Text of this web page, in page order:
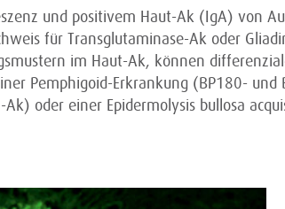
und positivem Haut-Ak (IgA) von
für Transglutaminase-Ak oder
im Haut-Ak, können
Pemphigoid-Erkrankung (BP180- und
oder einer Epidermolysis bullosa